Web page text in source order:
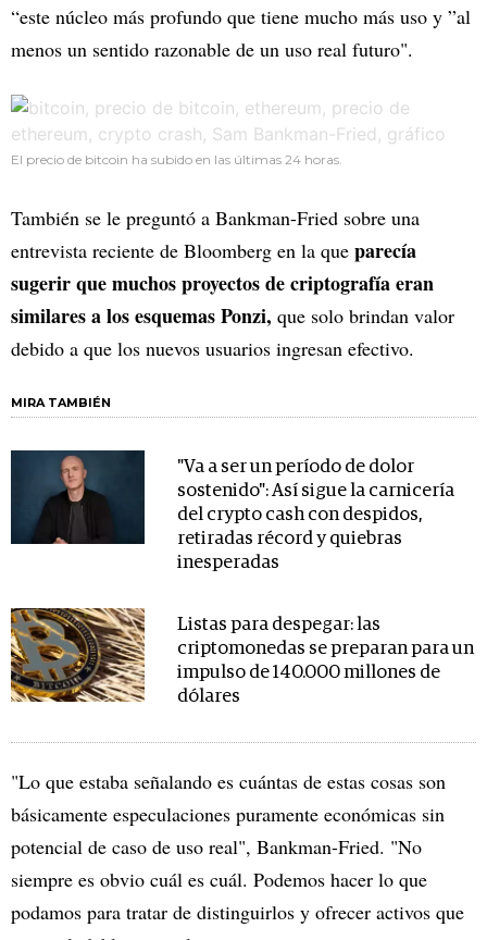
“este núcleo más profundo que tiene mucho más uso y ”al
menos un sentido razonable de un uso real futuro".
El precio de bitcoin ha subido en las últimas 24 horas.
También se le preguntó a Bankman-Fried sobre una
entrevista reciente de Bloomberg en la que parecía
sugerir que muchos proyectos de criptografía eran
similares a los esquemas Ponzi, que solo brindan valor
debido a que los nuevos usuarios ingresan efectivo.
MIRA TAMBIÉN
"Va a ser un período de dolor
sostenido": Así sigue la carnicería
del crypto cash con despidos,
retiradas récord y quiebras
inesperadas
Listas para despegar: las
criptomonedas se preparan para un
impulso de 140.000 millones de
dólares
"Lo que estaba señalando es cuántas de estas cosas son
básicamente especulaciones puramente económicas sin
potencial de caso de uso real", Bankman-Fried. "No
siempre es obvio cuál es cuál. Podemos hacer lo que
podamos para tratar de distinguirlos y ofrecer activos que